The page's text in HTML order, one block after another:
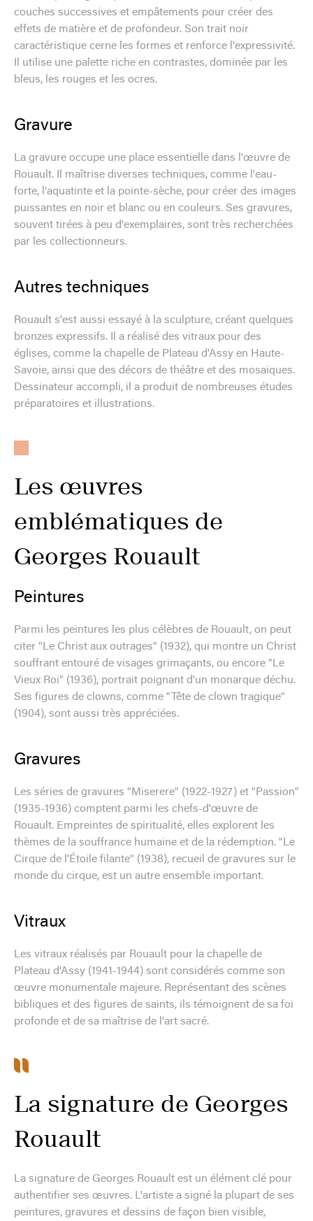
couches successives et empâtements pour créer des
effets de matière et de profondeur. Son trait noir
caractéristique cerne les formes et renforce l'expressivité.
Il utilise une palette riche en contrastes, dominée par les
bleus, les rouges et les ocres.
Gravure
La gravure occupe une place essentielle dans l'œuvre de
Rouault. Il maîtrise diverses techniques, comme l'eau-
forte, l'aquatinte et la pointe-sèche, pour créer des images
puissantes en noir et blanc ou en couleurs. Ses gravures,
souvent tirées à peu d'exemplaires, sont très recherchées
par les collectionneurs.
Autres techniques
Rouault s'est aussi essayé à la sculpture, créant quelques
bronzes expressifs. Il a réalisé des vitraux pour des
églises, comme la chapelle de Plateau d'Assy en Haute-
Savoie, ainsi que des décors de théâtre et des mosaïques.
Dessinateur accompli, il a produit de nombreuses études
préparatoires et illustrations.
Les œuvres
emblématiques de
Georges Rouault
Peintures
Parmi les peintures les plus célèbres de Rouault, on peut
citer "Le Christ aux outrages" (1932), qui montre un Christ
souffrant entouré de visages grimaçants, ou encore "Le
Vieux Roi" (1936), portrait poignant d'un monarque déchu.
Ses figures de clowns, comme "Tête de clown tragique"
(1904), sont aussi très appréciées.
Gravures
Les séries de gravures "Miserere" (1922-1927) et "Passion"
(1935-1936) comptent parmi les chefs-d'œuvre de
Rouault. Empreintes de spiritualité, elles explorent les
thèmes de la souffrance humaine et de la rédemption. "Le
Cirque de l'Étoile filante" (1938), recueil de gravures sur le
monde du cirque, est un autre ensemble important.
Vitraux
Les vitraux réalisés par Rouault pour la chapelle de
Plateau d'Assy (1941-1944) sont considérés comme son
œuvre monumentale majeure. Représentant des scènes
bibliques et des figures de saints, ils témoignent de sa foi
profonde et de sa maîtrise de l'art sacré.
La signature de Georges
Rouault
La signature de Georges Rouault est un élément clé pour
authentifier ses œuvres. L'artiste a signé la plupart de ses
peintures, gravures et dessins de façon bien visible,